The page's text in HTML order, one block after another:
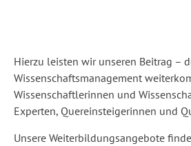
Hierzu leisten wir unseren Beitrag –
Wissenschaftsmanagement
Wissenschaftlerinnen und
Experten, Quereinsteigerinnen und
Unsere Weiterbildungsangebote